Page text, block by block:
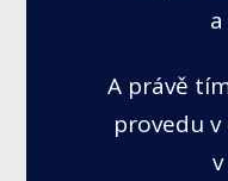
A právě
provedu